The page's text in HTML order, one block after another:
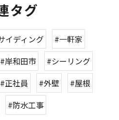
タグ
イディング
#一軒家
#岸和田市
#シーリング
#正社員 #外壁
#屋根
#防水工事